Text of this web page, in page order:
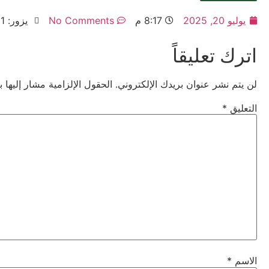
يوليو 20, 2025 8:17 م No Comments يزور: 111
اترك تعليقاً
لن يتم نشر عنوان بريدك الإلكتروني. الحقول الإلزامية مشار إليها
التعليق *
الاسم *